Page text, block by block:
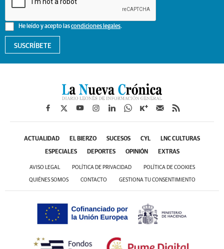
He leído y acepto lascondiciones legales.
SUSCRÍBETE
ACTUALIDAD EL BIERZO SUCESOS CYL LNC CULTURAS
ESPECIALES DEPORTES OPINIÓN EXTRAS
AVISO LEGAL POLÍTICA DE PRIVACIDAD POLÍTICA DE COOKIES
QUIÉNES SOMOS CONTACTO GESTIONA TU CONSENTIMIENTO